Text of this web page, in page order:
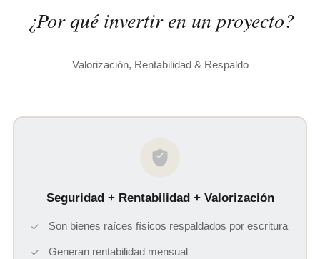
¿Por qué invertir en un proyecto?
Valorización, Rentabilidad & Respaldo
Seguridad + Rentabilidad + Valorización
Son bienes raíces físicos respaldados por escritura
Generan rentabilidad mensual